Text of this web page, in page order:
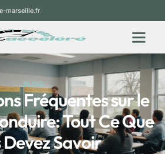
marseille.fr
BLOG
Fréquentes sur le
Tout Ce Que
Devez Savoir